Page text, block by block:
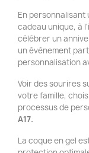
En
cadeau unique, à
célébrer un
un évènement
personnalisation
Voir des sourires
votre famille,
processus de
A17.
La coque en gel